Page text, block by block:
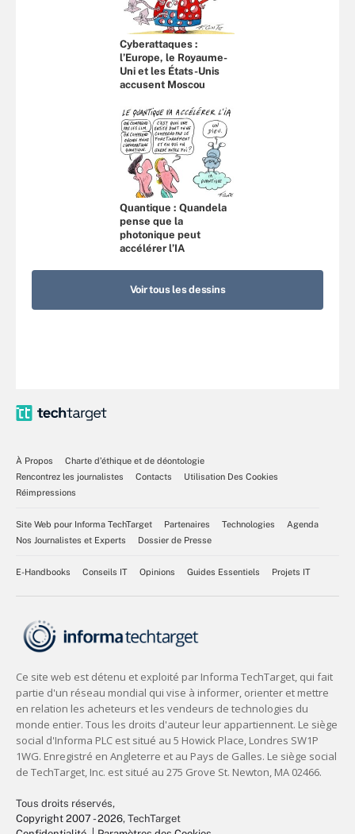
Cyberattaques :
l’Europe, le Royaume-
Uni et les États-Unis
accusent Moscou
Quantique : Quandela
pense que la
photonique peut
accélérer l’IA
Voir tous les dessins
À Propos
Charte d’éthique et de déontologie
Rencontrez les journalistes
Contacts
Utilisation Des Cookies
Réimpressions
Site Web pour Informa TechTarget Partenaires Technologies
Agenda
Nos Journalistes et Experts
Dossier de Presse
E-Handbooks Conseils IT Opinions Guides Essentiels Projets IT
Tous droits réservés,
Copyright 2007 - 2026, TechTarget